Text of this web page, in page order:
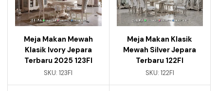
Meja Makan Mewah
Klasik Ivory Jepara
Terbaru 2025 123FI
SKU:123FI
Meja Makan Klasik
Mewah Silver Jepara
Terbaru 122FI
SKU: 122FI